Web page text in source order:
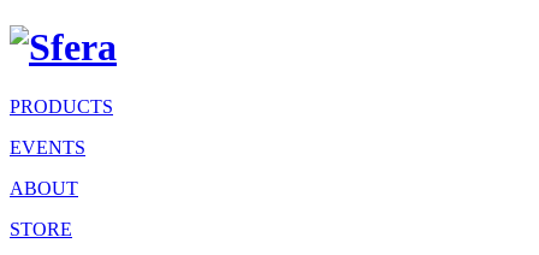
PRODUCTS
EVENTS
ABOUT
STORE